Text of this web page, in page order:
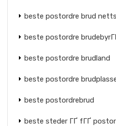
beste postordre brud
beste postordre
beste postordre brudland
beste postordre
beste postordrebrud
beste steder ГҐ fГҐ